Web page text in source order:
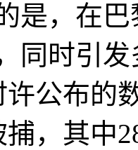
，在巴
同时引
许公布的
，其中